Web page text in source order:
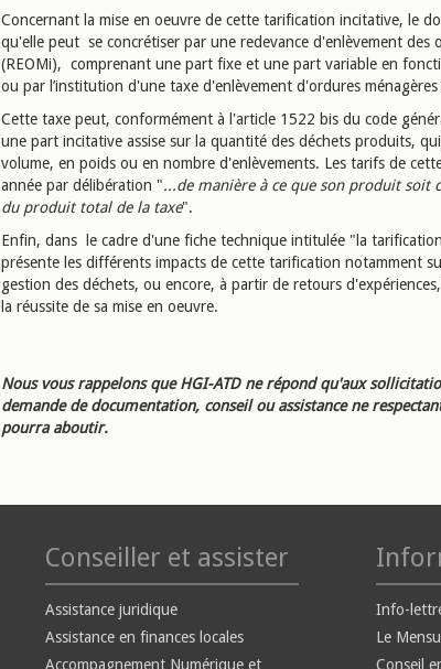
Concernant la mise en oeuvre de cette tarification incitative, le
qu'elle peut se concrétiser par une redevance d'enlèvement des
(REOMi), comprenant une part fixe et une part variable en
ou par l’institution d'une taxe d'enlèvement d'ordures
Cette taxe peut, conformément à l'article 1522 bis du code
une part incitative assise sur la quantité des déchets produits,
volume, en poids ou en nombre d'enlèvements. Les tarifs de
année par délibération "...de manière à ce que son produit soit
du produit total de la taxe".
Enfin, dans le cadre d'une fiche technique intitulée "la
présente les différents impacts de cette tarification notamment
gestion des déchets, ou encore, à partir de retours
la réussite de sa mise en oeuvre.
Nous vous rappelons que HGI-ATD ne répond qu'aux
demande de documentation, conseil ou assistance ne
pourra aboutir.
Conseiller et assister
Assistance juridique
Assistance en finances locales
Accompagnement Numérique et
Info-
Le
Conseil